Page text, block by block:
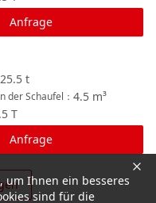
Anfrage
25.5 t
4.5 m³
der Schaufel ：
T
Anfrage
um Ihnen ein besseres
sind für die